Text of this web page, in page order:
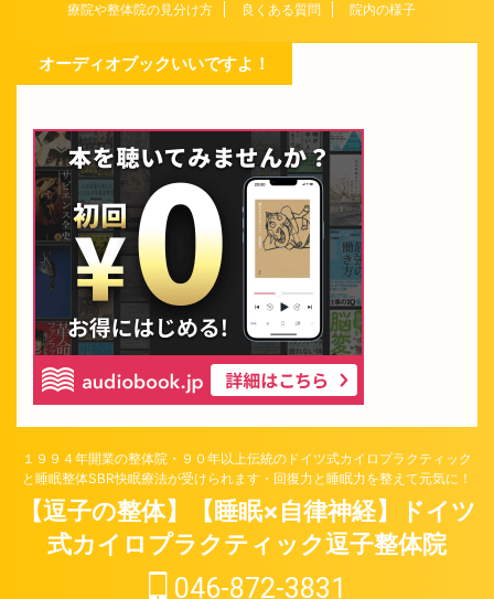
療院や整体院の見分け方
良くある質問 院内の様子
オーディオブックいいですよ！
１９９４年開業の整体院・９０年以上伝統のドイツ式カイロプラクティック
と睡眠整体SBR快眠療法が受けられます・回復力と睡眠力を整えて元気に！
【逗子の整体】【睡眠×自律神経】ドイツ
式カイロプラクティック逗子整体院
046-872-3831